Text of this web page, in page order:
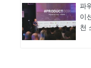
파
이
천